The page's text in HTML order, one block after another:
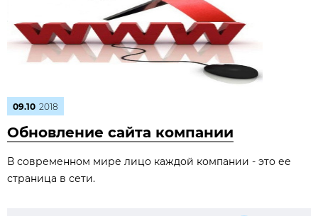
09.10 2018
Обновление сайта компании
В современном мире лицо каждой компании - это ее
страница в сети.